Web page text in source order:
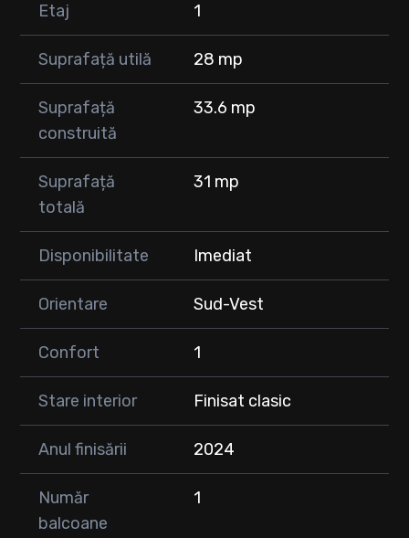
⚠️ Mențiuni importante:
🐾 Nu se acceptă animale de companie.
🔑 Disponibilă imediat!
📞 Pentru mai multe informații sau pentru programarea unei
Etaj 1
Suprafață utilă 28 mp
Suprafață
construită
33.6 mp
Suprafață
totală
31 mp
Disponibilitate Imediat
Orientare Sud-Vest
Confort 1
Stare interior Finisat clasic
Anul finisării 2024
Număr
balcoane
1